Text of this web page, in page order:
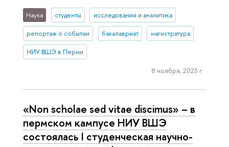
Наука студенты исследования и аналитика
репортаж о событии бакалавриат магистратура
НИУ ВШЭ в Перми
8 ноября, 2023 г.
«Non scholae sed vitae discimus» – в
пермском кампусе НИУ ВШЭ
состоялась I студенческая научно-